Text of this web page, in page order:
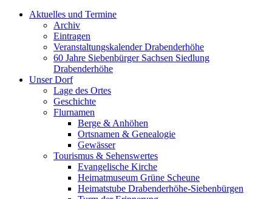
Aktuelles und Termine
Archiv
Eintragen
Veranstaltungskalender Drabenderhöhe
60 Jahre Siebenbürger Sachsen Siedlung
Drabenderhöhe
Unser Dorf
Lage des Ortes
Geschichte
Flurnamen
Berge & Anhöhen
Ortsnamen & Genealogie
Gewässer
Tourismus & Sehenswertes
Evangelische Kirche
Heimatmuseum Grüne Scheune
Heimatstube Drabenderhöhe-Siebenbürgen